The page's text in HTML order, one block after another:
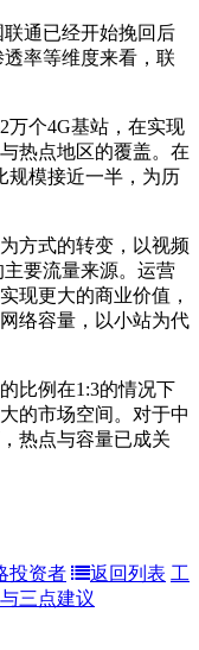
通已经开始挽回后
率等维度来看，联
万个4G基站，在实现
热点地区的覆盖。在
规模接近一半，为历
方式的转变，以视频
要流量来源。运营
现更大的商业价值，
络容量，以小站为代
比例在1:3的情况下
的市场空间。对于中
热点与容量已成关
投资者
返回列表 工
三点建议